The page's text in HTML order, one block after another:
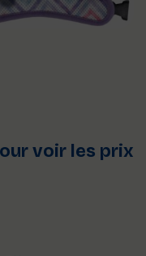
voir les prix